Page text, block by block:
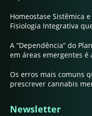
Homeostase Sistêmica
Fisiologia Integrativa
A “Dependência” do
em áreas emergentes é
Os erros mais comuns
prescrever cannabis
Newsletter